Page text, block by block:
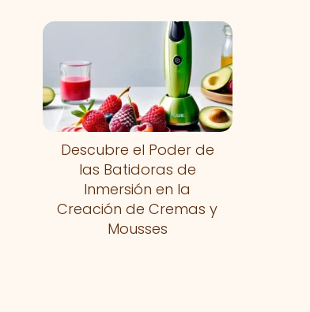
Descubre el Poder de
las Batidoras de
Inmersión en la
Creación de Cremas y
Mousses